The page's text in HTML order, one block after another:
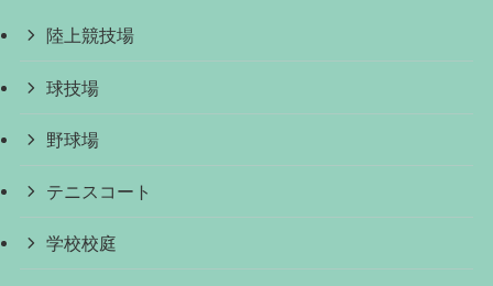
陸上競技場
球技場
野球場
テニスコート
学校校庭